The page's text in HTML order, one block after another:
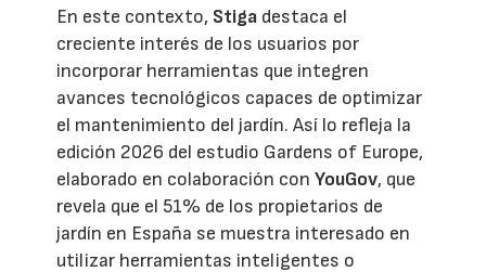
En este contexto, Stiga destaca el
creciente interés de los usuarios por
incorporar herramientas que integren
avances tecnológicos capaces de optimizar
el mantenimiento del jardín. Así lo refleja la
edición 2026 del estudio Gardens of Europe,
elaborado en colaboración conYouGov, que
revela que el 51% de los propietarios de
jardín en España se muestra interesado en
utilizar herramientas inteligentes o